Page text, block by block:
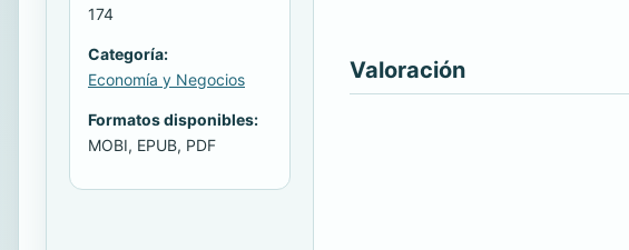
174
Categoría:
Economía y Negocios
Formatos disponibles:
MOBI, EPUB, PDF
Valoración